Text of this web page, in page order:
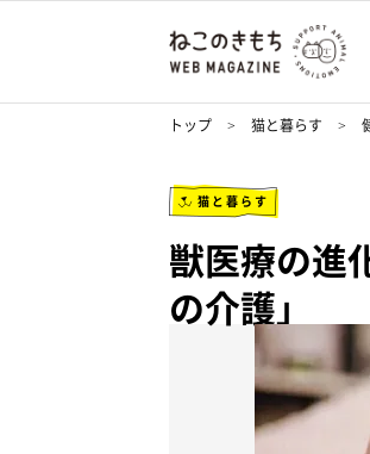
トップ 猫と暮らす
猫と暮らす
獣医療の進
の介護」